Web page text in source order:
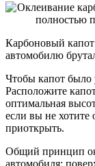
Карбоновый
автомобилю
Чтобы капот было
Расположите
оптимальная
если вы не хотите
приоткрыть.
Общий принцип